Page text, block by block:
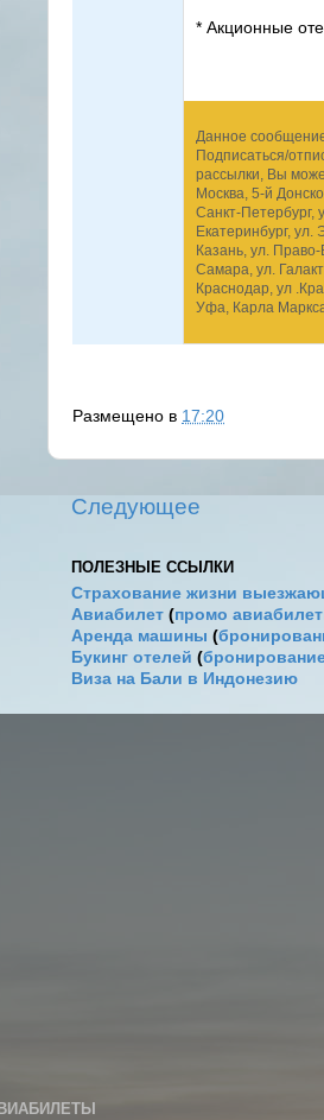
* Акционные
Данное
Подписаться/
рассылки, Вы
Москва, 5-й
Санкт-Петербург,
Екатеринбург,
Казань, ул.
Самара, ул.
Краснодар, ул
Уфа, Карла
Размещено в 17:20
Следующее
ПОЛЕЗНЫЕ ССЫЛКИ
Страхование жизни
Авиабилет (промо
Аренда машины (
Букинг отелей (
Виза на Бали в Индонезию